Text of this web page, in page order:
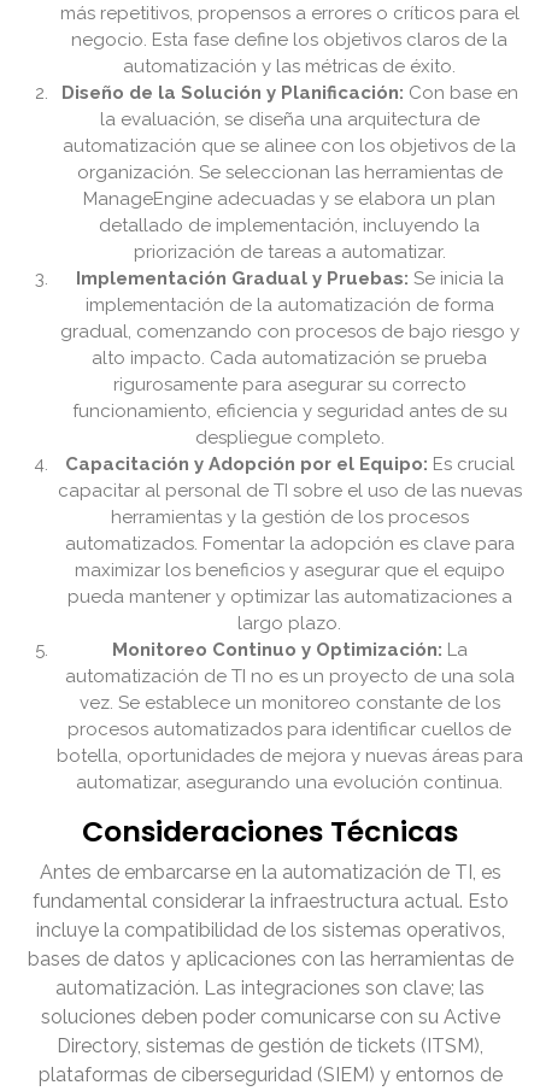
más repetitivos, propensos a errores o críticos para el
negocio. Esta fase define los objetivos claros de la
automatización y las métricas de éxito.
Diseño de la Solución y Planificación: Con base en
la evaluación, se diseña una arquitectura de
automatización que se alinee con los objetivos de la
organización. Se seleccionan las herramientas de
ManageEngine adecuadas y se elabora un plan
detallado de implementación, incluyendo la
priorización de tareas a automatizar.
Implementación Gradual y Pruebas: Se inicia la
implementación de la automatización de forma
gradual, comenzando con procesos de bajo riesgo y
alto impacto. Cada automatización se prueba
rigurosamente para asegurar su correcto
funcionamiento, eficiencia y seguridad antes de su
despliegue completo.
Capacitación y Adopción por el Equipo: Es crucial
capacitar al personal de TI sobre el uso de las nuevas
herramientas y la gestión de los procesos
automatizados. Fomentar la adopción es clave para
maximizar los beneficios y asegurar que el equipo
pueda mantener y optimizar las automatizaciones a
largo plazo.
Monitoreo Continuo y Optimización: La
automatización de TI no es un proyecto de una sola
vez. Se establece un monitoreo constante de los
procesos automatizados para identificar cuellos de
botella, oportunidades de mejora y nuevas áreas para
automatizar, asegurando una evolución continua.
Consideraciones Técnicas
Antes de embarcarse en la automatización de TI, es
fundamental considerar la infraestructura actual. Esto
incluye la compatibilidad de los sistemas operativos,
bases de datos y aplicaciones con las herramientas de
automatización. Las integraciones son clave; las
soluciones deben poder comunicarse con su Active
Directory, sistemas de gestión de tickets (ITSM),
plataformas de ciberseguridad (SIEM) y entornos de